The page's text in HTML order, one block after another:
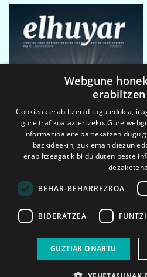
2026ko eka. 1a
Webgune
Cookieak erabiltzen ditugu edukia,
gure trafikoa aztertzeko. Gure
informazioa ere partekatzen dugu
bazkideekin, zuk eman diezun
erabiltzeagatik bildu duten beste
BEHAR-BEHARREZKOA
BIDERATZEA
GUZTIAK ONARTU